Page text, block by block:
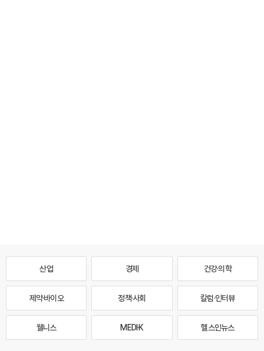
산업 경제 건강·의학
제약·바이오 정책·사회 칼럼·인터뷰
웰니스 MEDI·K 헬스인뉴스